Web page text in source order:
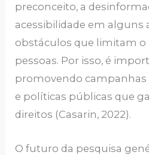
preconceito, a
acessibilidade em alguns
obstáculos que limitam o
pessoas. Por isso, é
promovendo campanhas
e políticas públicas que
direitos (Casarin, 2022).
O futuro da pesquisa